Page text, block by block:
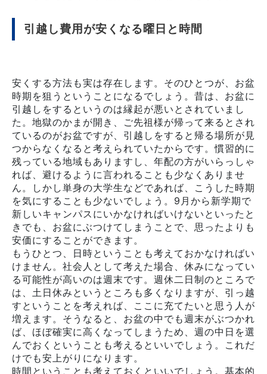
引越し費用が安くなる曜日と時間
安くする方法も実は存在します。そのひとつが、お盆
時期を狙うということになるでしょう。昔は、お盆に
引越しをするというのは縁起が悪いとされていまし
た。地獄のかまが開き、ご先祖様が帰って来るとされ
ているのがお盆ですが、引越しをすると帰る場所が見
つからなくなると考えられていたからです。慣習的に
残っている地域もありますし、年配の方がいらっしゃ
れば、避けるように言われることも少なくありませ
ん。しかし単身の大学生などであれば、こうした時期
を気にすることも少ないでしょう。9月から新学期で
新しいキャンパスにいかなければいけないといったと
きでも、お盆にぶつけてしまうことで、思ったよりも
安価にすることができます。
もうひとつ、日時ということも考えておかなければい
けません。社会人として考えた場合、休みになってい
る可能性が高いのは週末です。週休二日制のところで
は、土日休みというところも多くなりますが、引っ越
すということを考えれば、ここに充てたいと思う人が
増えます。そうなると、お盆の中でも週末がぶつかれ
ば、ほぼ確実に高くなってしまうため、週の中日を選
んでおくということも考えるといいでしょう。これだ
けでも安上がりになります。
時間ということも考えておくといいでしょう。基本的